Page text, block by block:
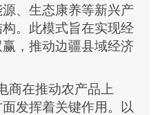
、生态康养等新兴产
。此模式旨在实现经
，推动边疆县域经济
商在推动农产品上
发挥着关键作用。以